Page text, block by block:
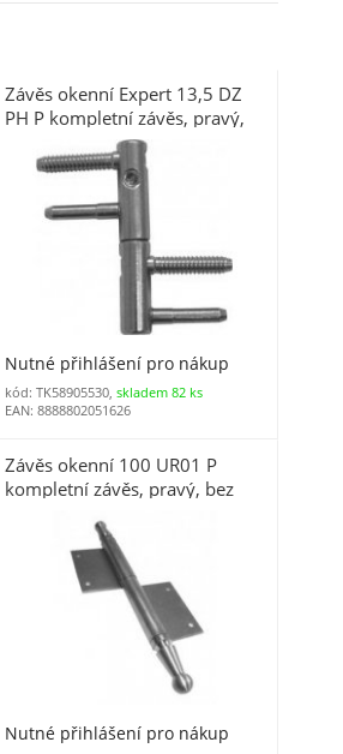
Závěs okenní Expert 13,5 DZ
PH P kompletní závěs, pravý,
Nutné přihlášení pro nákup
kód: TK58905530,skladem 82 ks
EAN: 8888802051626
Závěs okenní 100 UR01 P
kompletní závěs, pravý, bez
Nutné přihlášení pro nákup